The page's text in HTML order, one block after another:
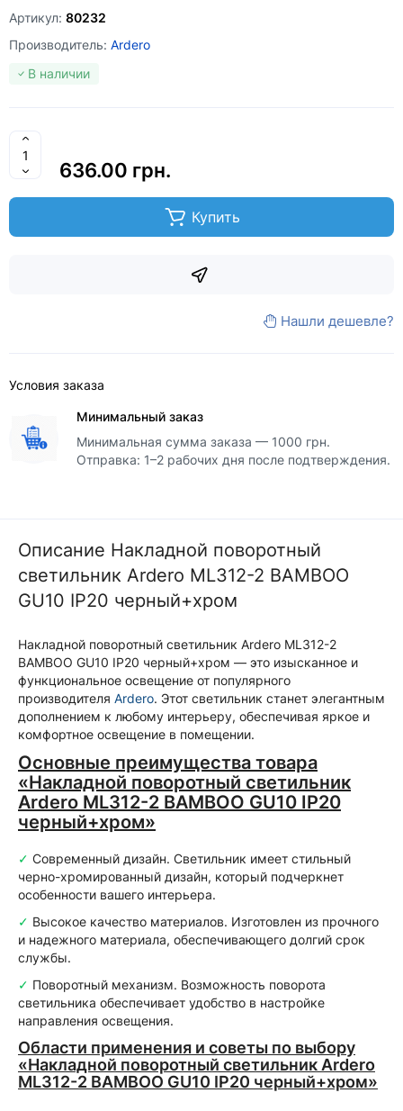
Артикул: 80232
Производитель: Ardero
В наличии
636.00 грн.
Купить
Нашли дешевле?
Условия заказа
Минимальный заказ
Минимальная сумма заказа — 1000 грн.
Отправка: 1–2 рабочих дня после подтверждения.
Описание Накладной поворотный
светильник Ardero ML312-2 BAMBOO
GU10 IP20 черный+хром
Накладной поворотный светильник Ardero ML312-2
BAMBOO GU10 IP20 черный+хром — это изысканное и
функциональное освещение от популярного
производителя Ardero. Этот светильник станет элегантным
дополнением к любому интерьеру, обеспечивая яркое и
комфортное освещение в помещении.
Основные преимущества товара
«Накладной поворотный светильник
Ardero ML312-2 BAMBOO GU10 IP20
черный+хром»
✓ Современный дизайн. Светильник имеет стильный
черно-хромированный дизайн, который подчеркнет
особенности вашего интерьера.
✓ Высокое качество материалов. Изготовлен из прочного
и надежного материала, обеспечивающего долгий срок
службы.
✓ Поворотный механизм. Возможность поворота
светильника обеспечивает удобство в настройке
направления освещения.
Области применения и советы по выбору
«Накладной поворотный светильник Ardero
ML312-2 BAMBOO GU10 IP20 черный+хром»